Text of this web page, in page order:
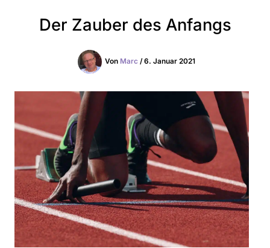
Der Zauber des Anfangs
Von Marc /6. Januar 2021